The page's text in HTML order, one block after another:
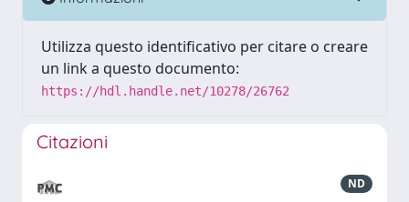
Utilizza questo identificativo per citare o creare
un link a questo documento:
https://hdl.handle.net/10278/26762
Citazioni
ND